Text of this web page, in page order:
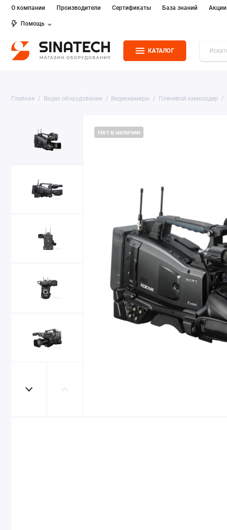
О компании Производители Сертификаты База знаний Акции
Помощь
КАТАЛОГ
Главная Видео оборудование Видеокамеры Плечевой камкордер
Нет в наличии